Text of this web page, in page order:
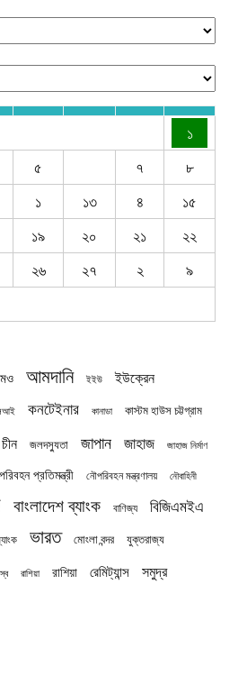
১
৫ ৭
৮
১ ১৩ ৪
১৫
১৯ ২০ ২১
২২
২৬ ২৭ ২
৯
আমদানি ইইউ ইউক্রেন
কনটেইনার কানাডা কাস্টম হাউস চট্টগ্রাম
চীন জলদস্যুতা জাপান জাহাজ জাহাজ নির্মাণ
প্রতিমন্ত্রী নৌপরিবহন মন্ত্রণালয় নৌবাহিনী
বাংলাদেশ ব্যাংক বাণিজ্য বিজিএমইএ
ভারত মোংলা বন্দর যুক্তরাজ্য
রাশিয়া রাশিয়া রেমিট্যান্স সমুদ্র